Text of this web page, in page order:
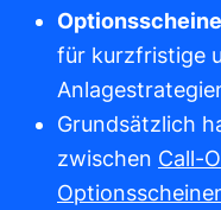
Optionsscheine
für kurzfristige
Grundsätzlich
zwischen Call-